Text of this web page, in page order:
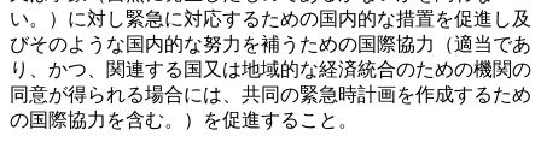
い。）に対し緊急に対応するための国内的な措置を促進し及
びそのような国内的な努力を補うための国際協力（適当であ
り、かつ、関連する国又は地域的な経済統合のための機関の
同意が得られる場合には、共同の緊急時計画を作成するため
の国際協力を含む。）を促進すること。